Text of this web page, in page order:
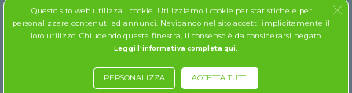
COPYRIGHT © BIERRE STORE S.R.L. P.I. 02979990609
TUTTI I DIRITTI RISERVATI
ASSISTENZA FOLLETTO
Questo sito web utilizza i cookie. Utilizziamo i cookie per statistiche e per
personalizzare contenuti ed annunci. Navigando nel sito accetti implicitamente il
loro utilizzo. Chiudendo questa finestra, il consenso è da considerarsi negato.
Leggi l'informativa completa qui.
PERSONALIZZA ACCETTA TUTTI